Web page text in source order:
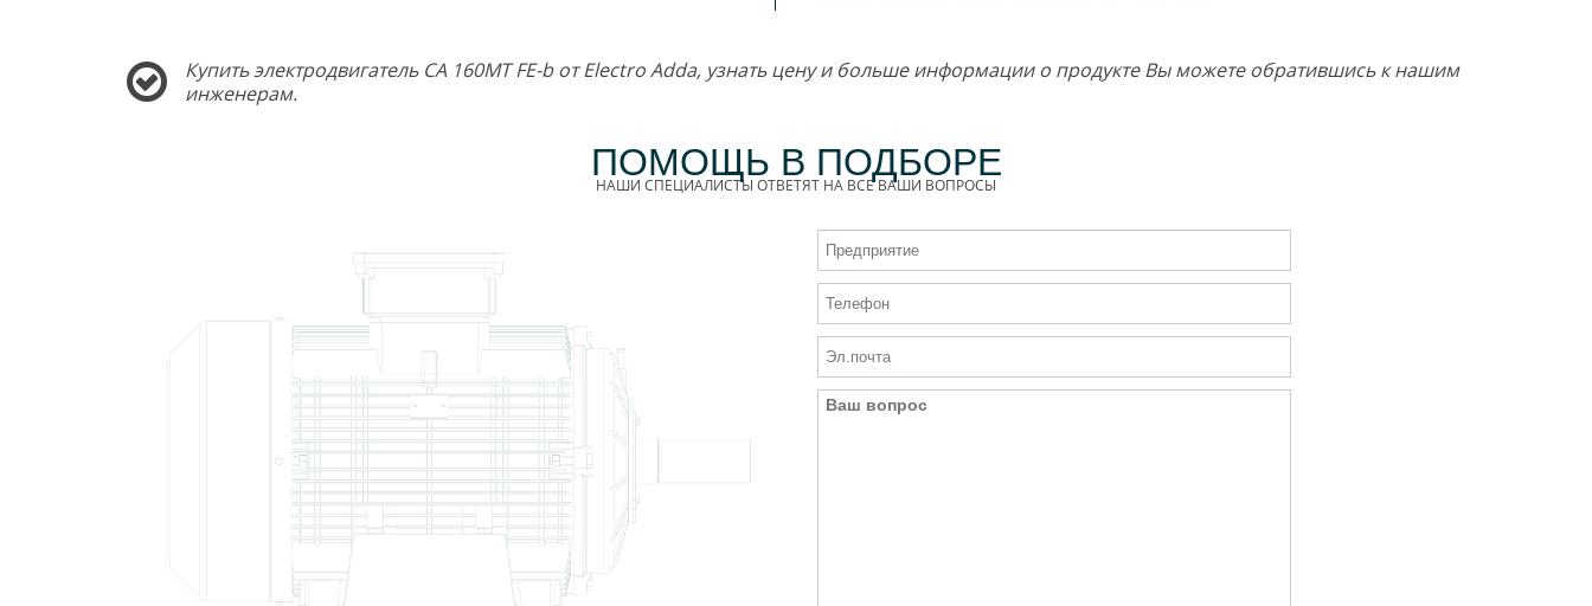
Купить электродвигатель CA 160MT FE-b от Electro Adda, узнать цену и больше информации о продукте Вы можете обратившись к нашим
инженерам.
ПОМОЩЬ В ПОДБОРЕ
НАШИ СПЕЦИАЛИСТЫ ОТВЕТЯТ НА ВСЕ ВАШИ ВОПРОСЫ